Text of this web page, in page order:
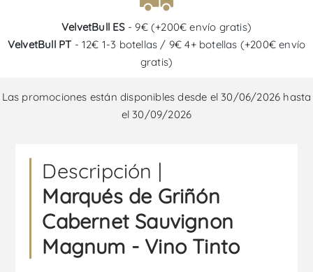
VelvetBull ES- 9€ (+200€ envío gratis)
VelvetBull PT - 12€ 1-3 botellas / 9€ 4+ botellas (+200€ envío
gratis)
Las promociones están disponibles desde el 30/06/2026 hasta
el 30/09/2026
Descripción |
Marqués de Griñón
Cabernet Sauvignon
Magnum - Vino Tinto